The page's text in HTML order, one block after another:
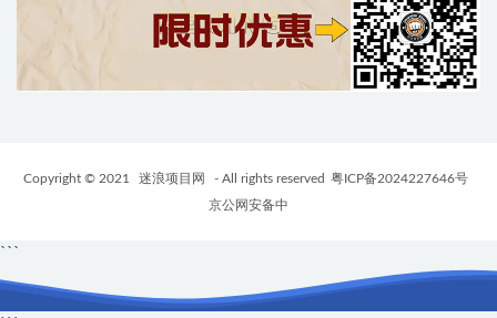
Copyright © 2021 迷浪项目网 - All rights reserved 粤ICP备2024227646号
京公网安备中
```